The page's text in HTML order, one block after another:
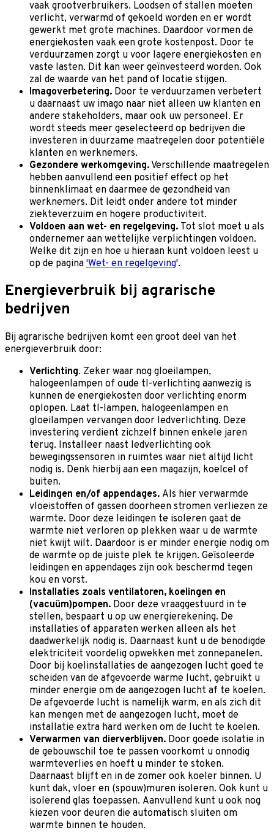
vaak grootverbruikers. Loodsen of stallen moeten
verlicht, verwarmd of gekoeld worden en er wordt
gewerkt met grote machines. Daardoor vormen de
energiekosten vaak een grote kostenpost. Door te
verduurzamen zorgt u voor lagere energiekosten en
vaste lasten. Dit kan weer geïnvesteerd worden. Ook
zal de waarde van het pand of locatie stijgen.
Imagoverbetering. Door te verduurzamen verbetert
u daarnaast uw imago naar niet alleen uw klanten en
andere stakeholders, maar ook uw personeel. Er
wordt steeds meer geselecteerd op bedrijven die
investeren in duurzame maatregelen door potentiële
klanten en werknemers.
Gezondere werkomgeving. Verschillende maatregelen
hebben aanvullend een positief effect op het
binnenklimaat en daarmee de gezondheid van
werknemers. Dit leidt onder andere tot minder
ziekteverzuim en hogere productiviteit.
Voldoen aan wet- en regelgeving. Tot slot moet u als
ondernemer aan wettelijke verplichtingen voldoen.
Welke dit zijn en hoe u hieraan kunt voldoen leest u
op de pagina 'Wet- en regelgeving'.
Energieverbruik bij agrarische
bedrijven
Bij agrarische bedrijven komt een groot deel van het
energieverbruik door:
Verlichting. Zeker waar nog gloeilampen,
halogeenlampen of oude tl-verlichting aanwezig is
kunnen de energiekosten door verlichting enorm
oplopen. Laat tl-lampen, halogeenlampen en
gloeilampen vervangen door ledverlichting. Deze
investering verdient zichzelf binnen enkele jaren
terug. Installeer naast ledverlichting ook
bewegingssensoren in ruimtes waar niet altijd licht
nodig is. Denk hierbij aan een magazijn, koelcel of
buiten.
Leidingen en/of appendages. Als hier verwarmde
vloeistoffen of gassen doorheen stromen verliezen ze
warmte. Door deze leidingen te isoleren gaat de
warmte niet verloren op plekken waar u de warmte
niet kwijt wilt. Daardoor is er minder energie nodig om
de warmte op de juiste plek te krijgen. Geïsoleerde
leidingen en appendages zijn ook beschermd tegen
kou en vorst.
Installaties zoals ventilatoren, koelingen en
(vacuüm)pompen. Door deze vraaggestuurd in te
stellen, bespaart u op uw energierekening. De
installaties of apparaten werken alleen als het
daadwerkelijk nodig is. Daarnaast kunt u de benodigde
elektriciteit voordelig opwekken met zonnepanelen.
Door bij koelinstallaties de aangezogen lucht goed te
scheiden van de afgevoerde warme lucht, gebruikt u
minder energie om de aangezogen lucht af te koelen.
De afgevoerde lucht is namelijk warm, en als zich dit
kan mengen met de aangezogen lucht, moet de
installatie extra hard werken om de lucht te koelen.
Verwarmen van dierverblijven. Door goede isolatie in
de gebouwschil toe te passen voorkomt u onnodig
warmteverlies en hoeft u minder te stoken.
Daarnaast blijft en in de zomer ook koeler binnen. U
kunt dak, vloer en (spouw)muren isoleren. Ook kunt u
isolerend glas toepassen. Aanvullend kunt u ook nog
kiezen voor deuren die automatisch sluiten om
warmte binnen te houden.